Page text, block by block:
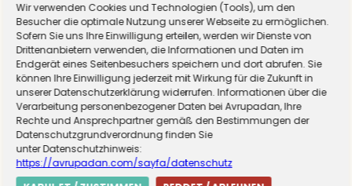
Almanya zorunlu askerliğe hazırlanıyor! Sivil
hizmet için düğmeye basıldı
Wir verwenden Cookies und Technologien (Tools), um den
Besucher die optimale Nutzung unserer Webseite zu ermöglichen.
Sofern Sie uns Ihre Einwilligung erteilen, werden wir Dienste von
Drittenanbietern verwenden, die Informationen und Daten im
Endgerät eines Seitenbesuchers speichern und dort abrufen. Sie
können Ihre Einwilligung jederzeit mit Wirkung für die Zukunft in
unserer Datenschutzerklärung widerrufen. Informationen über die
Verarbeitung personenbezogener Daten bei Avrupadan, Ihre
Rechte und Ansprechpartner gemäß den Bestimmungen der
Datenschutzgrundverordnung finden Sie
unter Datenschutzhinweis:
https://avrupadan.com/sayfa/datenschutz